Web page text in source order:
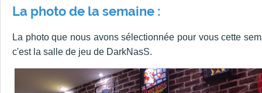
La photo de la semaine :
La photo que nous avons sélectionnée pour vous cette
c'est la salle de jeu de DarkNasS.